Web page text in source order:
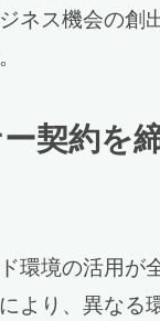
ネス機会の創
契約を
環境の活用が
より、異なる